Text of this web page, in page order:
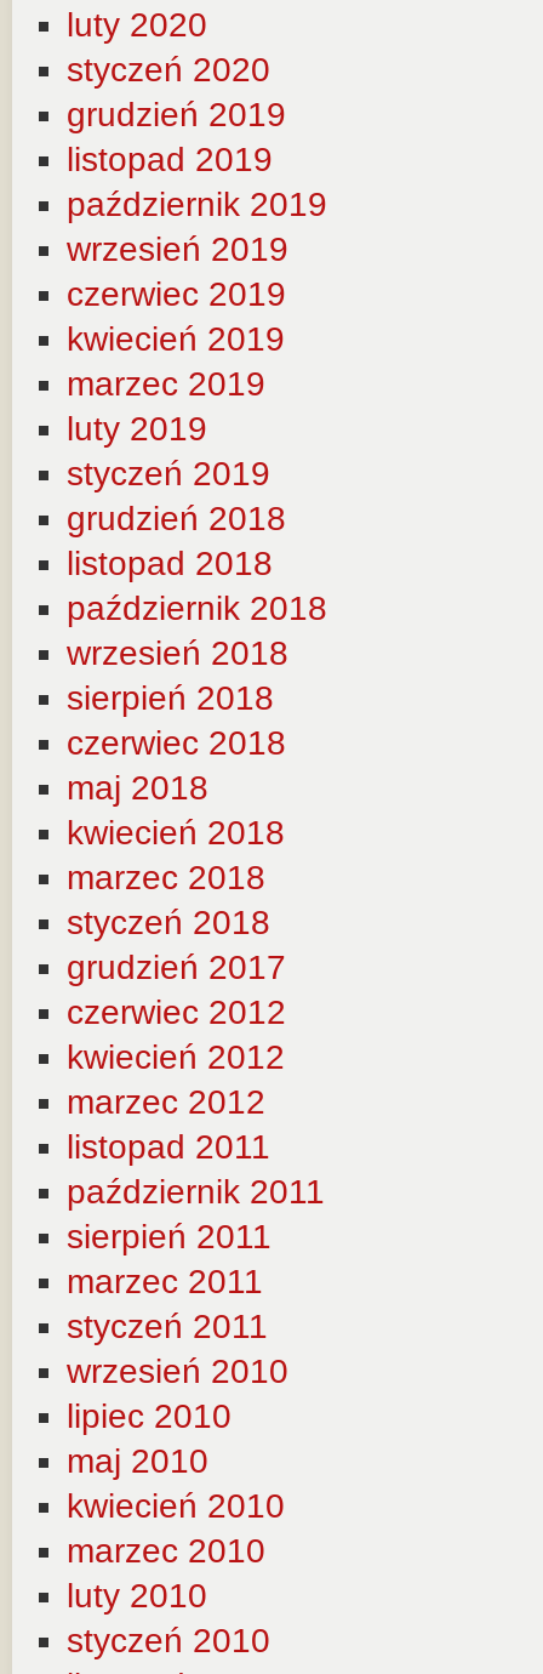
luty 2020
styczeń 2020
grudzień 2019
listopad 2019
październik 2019
wrzesień 2019
czerwiec 2019
kwiecień 2019
marzec 2019
luty 2019
styczeń 2019
grudzień 2018
listopad 2018
październik 2018
wrzesień 2018
sierpień 2018
czerwiec 2018
maj 2018
kwiecień 2018
marzec 2018
styczeń 2018
grudzień 2017
czerwiec 2012
kwiecień 2012
marzec 2012
listopad 2011
październik 2011
sierpień 2011
marzec 2011
styczeń 2011
wrzesień 2010
lipiec 2010
maj 2010
kwiecień 2010
marzec 2010
luty 2010
styczeń 2010